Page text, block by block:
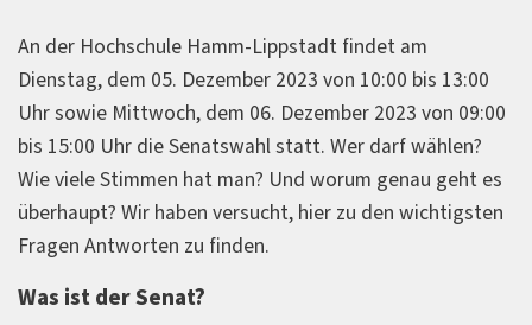
An der Hochschule Hamm-Lippstadt findet am
Dienstag, dem 05. Dezember 2023 von 10:00 bis 13:00
Uhr sowie Mittwoch, dem 06. Dezember 2023 von 09:00
bis 15:00 Uhr die Senatswahl statt. Wer darf wählen?
Wie viele Stimmen hat man? Und worum genau geht es
überhaupt? Wir haben versucht, hier zu den wichtigsten
Fragen Antworten zu finden.
Was ist der Senat?